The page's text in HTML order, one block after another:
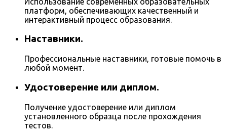
платформ, обеспечивающих качественный и
интерактивный процесс образования.
Наставники.
Профессиональные наставники, готовые помочь в
любой момент.
Удостоверение или диплом.
Получение удостоверение или диплом
установленного образца после прохождения
тестов.